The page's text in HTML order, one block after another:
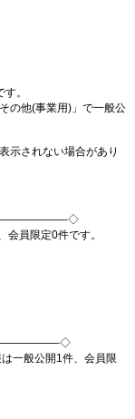
。
の他(事業用)」で一般公
示されない場合があり
◇
員限定0件です。
一般公開1件、会員限